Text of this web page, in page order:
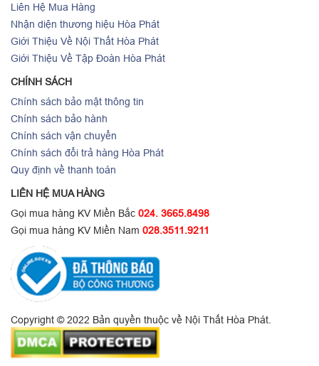
Liên Hệ Mua Hàng
Nhận diện thương hiệu Hòa Phát
Giới Thiệu Về Nội Thất Hòa Phát
Giới Thiệu Về Tập Đoàn Hòa Phát
CHÍNH SÁCH
Chính sách bảo mật thông tin
Chính sách bảo hành
Chính sách vận chuyển
Chính sách đổi trả hàng Hòa Phát
Quy định về thanh toán
LIÊN HỆ MUA HÀNG
Gọi mua hàng KV Miền Bắc 024. 3665.8498
Gọi mua hàng KV Miền Nam 028.3511.9211
Copyright © 2022 Bản quyền thuộc về Nội Thất Hòa Phát.